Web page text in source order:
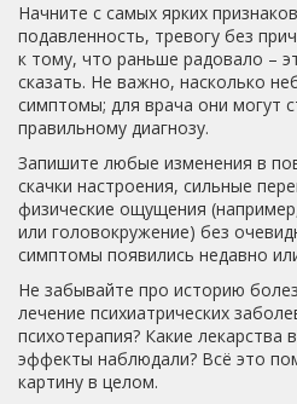
Начните с самых ярких
подавленность, тревогу без
к тому, что раньше радовало –
сказать. Не важно, насколько
симптомы; для врача они могут
правильному диагнозу.
Запишите любые изменения в
скачки настроения, сильные
физические ощущения
или головокружение) без
симптомы появились недавно
Не забывайте про историю
лечение психиатрических
психотерапия? Какие лекарства
эффекты наблюдали? Всё это
картину в целом.